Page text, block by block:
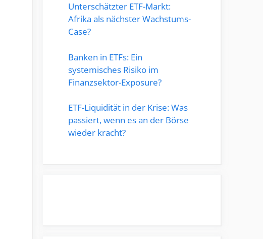
Unterschätzter ETF-Markt:
Afrika als nächster Wachstums-
Case?
Banken in ETFs: Ein
systemisches Risiko im
Finanzsektor-Exposure?
ETF-Liquidität in der Krise: Was
passiert, wenn es an der Börse
wieder kracht?